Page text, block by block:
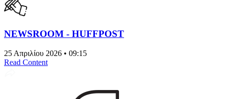
NEWSROOM - HUFFPOST
25 Απριλίου 2026 • 09:15
Read Content